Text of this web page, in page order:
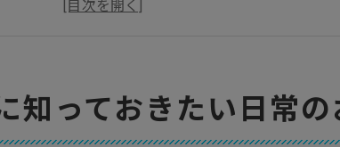
知っておきたい日常